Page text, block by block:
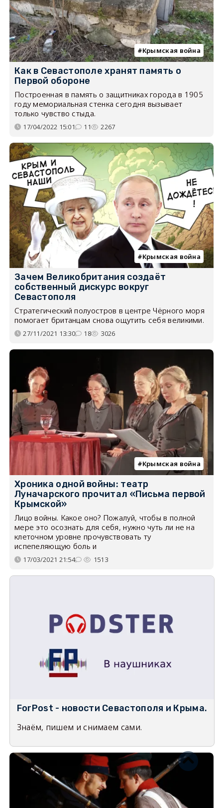
Крымская война
Как в Севастополе хранят память о
Первой обороне
Построенная в память о защитниках города в 1905
году мемориальная стенка сегодня вызывает
только чувство стыда.
17/04/2022 15:01 11 2267
Крымская война
Зачем Великобритания создаёт
собственный дискурс вокруг
Севастополя
Стратегический полуостров в центре Чёрного моря
помогает британцам снова ощутить себя великими.
27/11/2021 13:30 18 3026
Крымская война
Хроника одной войны: театр
Луначарского прочитал «Письма первой
Крымской»
Лицо войны. Какое оно? Пожалуй, чтобы в полной
мере это осознать для себя, нужно чуть ли не на
клеточном уровне прочувствовать ту
испепеляющую боль и
17/03/2021 21:54 1513
ForPost - новости Севастополя и Крыма.
Знаём, пишем и снимаем сами.